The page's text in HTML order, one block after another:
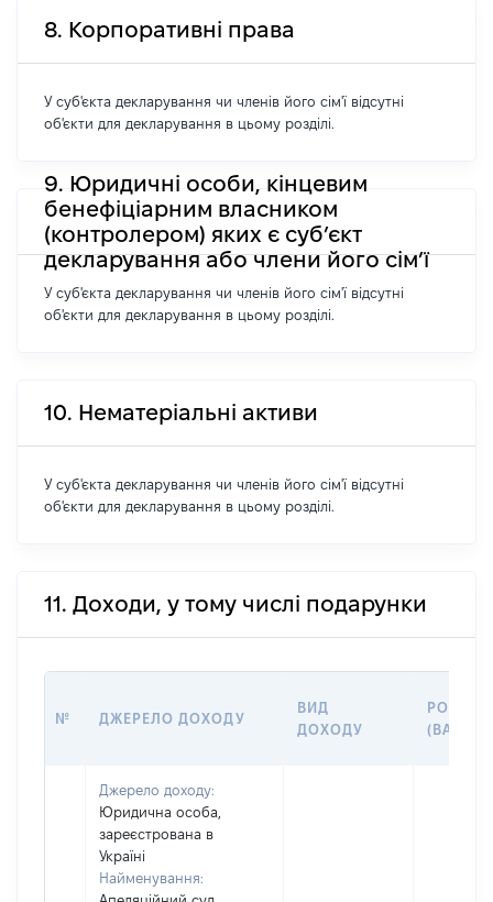
8. Корпоративні права
У суб'єкта декларування чи членів його сім'ї відсутні
об'єкти для декларування в цьому розділі.
9. Юридичні особи, кінцевим
бенефіціарним власником
(контролером) яких є суб’єкт
декларування або члени його сім’ї
У суб'єкта декларування чи членів його сім'ї відсутні
об'єкти для декларування в цьому розділі.
10. Нематеріальні активи
У суб'єкта декларування чи членів його сім'ї відсутні
об'єкти для декларування в цьому розділі.
11. Доходи, у тому числі подарунки
№ ДЖЕРЕЛО ДОХОДУ
ВИД
ДОХОДУ
РОЗМІР
Джерело доходу:
Юридична особа,
зареєстрована в
Україні
Найменування: